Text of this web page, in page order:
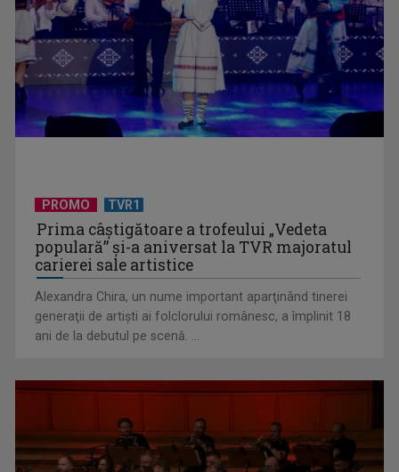
Primul Palme d'Or al lui Emir Kusturica este „Filmul de artă”
de duminică, ...
Cum ar fi „Vacanţa în casa din Franţa”? Ne facem o idee
PROMO TVR1
Prima câştigătoare a trofeului „Vedeta
populară” şi-a aniversat la TVR majoratul
carierei sale artistice
Alexandra Chira, un nume important aparţinând tinerei
generaţii de artişti ai folclorului românesc, a împlinit 18
ani de la debutul pe scenă. ...